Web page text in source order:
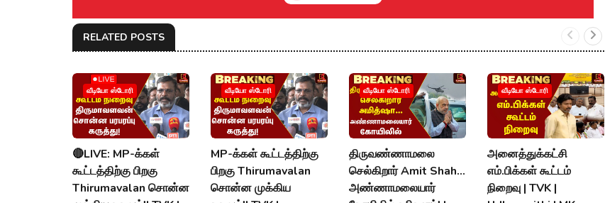
RELATED POSTS
வீடியோ ஸ்டோரி
🔴LIVE: MP-க்கள்
கூட்டத்திற்கு பிறகு
Thirumavalan சொன்ன
வீடியோ ஸ்டோரி
MP-க்கள் கூட்டத்திற்கு
பிறகு Thirumavalan
சொன்ன முக்கிய
வீடியோ ஸ்டோரி
திருவண்ணாமலை
செல்கிறார் Amit Shah...
அண்ணாமலையார்
வீடியோ ஸ்டோரி
அனைத்துக்கட்சி
எம்.பிக்கள் கூட்டம்
நிறைவு | TVK |